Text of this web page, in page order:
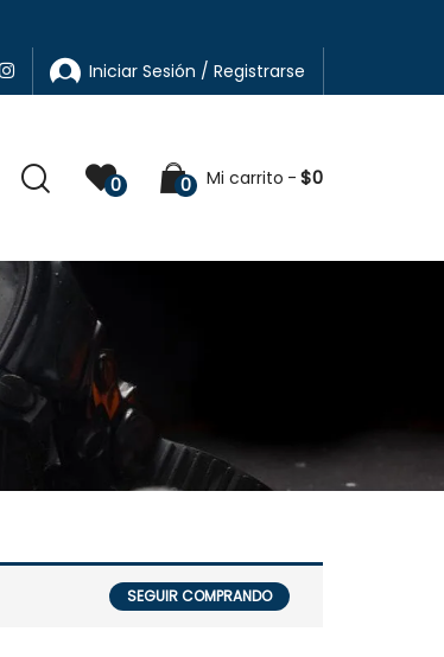
Iniciar Sesión / Registrarse
0 0 Mi carrito $0
SEGUIR COMPRANDO